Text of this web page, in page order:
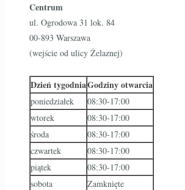
Centrum
ul. Ogrodowa 31 lok. 84
00-893 Warszawa
(wejście od ulicy Żelaznej)
Dzień tygodniaGodziny otwarcia
poniedziałek
08:30-17:00
wtorek
08:30-17:00
środa
08:30-17:00
czwartek
08:30-17:00
piątek
08:30-17:00
sobota
Zamknięte